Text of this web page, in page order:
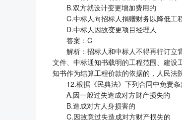
B.双方就设计变更增加费用的
C.中标人向招标人捐赠财务以降低工
D.中标人因故变更项目经理人
答案：C
解析：招标人和中标人不得再行订立
文件、中标通知书载明的工程范围、建设
知书作为结算工程价款的依据的，人民法
12.根据《民典法》下列合同中免责条
A.因一般过失造成对方财产损失的
B.造成对方人身损害的
C.因故意过失造成对方财产损失的